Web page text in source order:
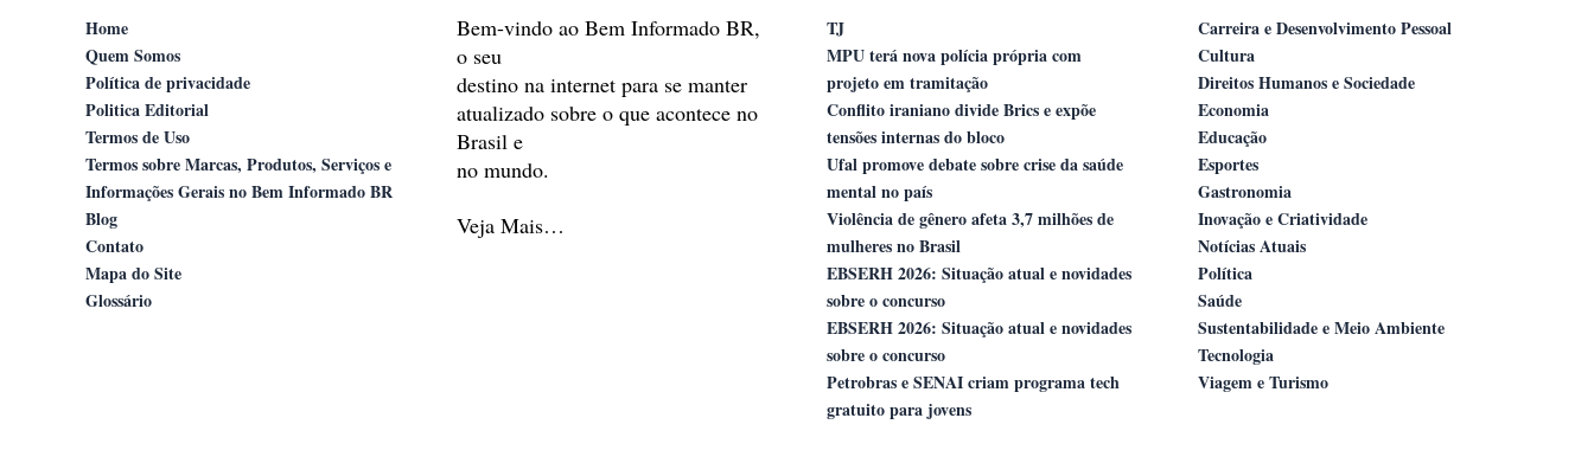
Home
Quem Somos
Política de privacidade
Politica Editorial
Termos de Uso
Termos sobre Marcas, Produtos, Serviços e
Informações Gerais no Bem Informado BR
Blog
Contato
Mapa do Site
Glossário
Bem-vindoao Bem Informado BR,
o seu
destino na internet para se manter
atualizado sobre o que acontece no
Brasil e
no mundo.
Veja Mais…
TJ
MPU terá nova polícia própria com
projeto em tramitação
Conflito iraniano divide Brics e expõe
tensões internas do bloco
Ufal promove debate sobre crise da saúde
mental no país
Violência de gênero afeta 3,7 milhões de
mulheres no Brasil
EBSERH 2026: Situação atual e novidades
sobre o concurso
EBSERH 2026: Situação atual e novidades
sobre o concurso
Petrobras e SENAI criam programa tech
gratuito para jovens
Carreira e Desenvolvimento Pessoal
Cultura
Direitos Humanos e Sociedade
Economia
Educação
Esportes
Gastronomia
Inovação e Criatividade
Notícias Atuais
Política
Saúde
Sustentabilidade e Meio Ambiente
Tecnologia
Viagem e Turismo